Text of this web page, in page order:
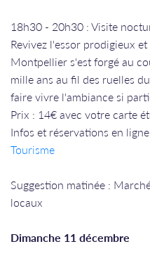
18h30 - 20h30 : Visite
Revivez l'essor prodigieux
Montpellier s'est forgé au
mille ans au fil des ruelles
faire vivre l'ambiance si
Prix : 14€ avec votre carte
Infos et réservations en
Tourisme
Suggestion matinée :
locaux
Dimanche 11 décembre